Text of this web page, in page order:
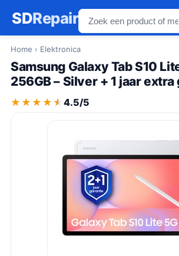
SDRepair
Home › Elektronica
Samsung Galaxy Tab S10
256GB – Silver + 1 jaar extra
★★★★★
★★★★★ 4.5/5